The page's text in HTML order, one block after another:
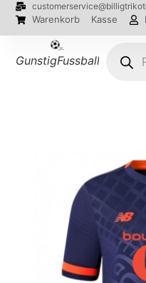
Warenkorb Kasse
GunstigFussballTrikot